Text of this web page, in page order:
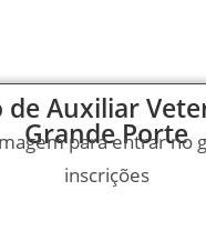
de Auxiliar
Grande Porte
para entrar no
inscrições